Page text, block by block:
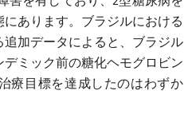
あります。ブラジルにおける
加データによると、ブラジル
ミック前の糖化ヘモグロビン
療目標を達成したのはわずか